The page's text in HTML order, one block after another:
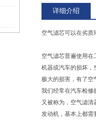
详细介绍
空气滤芯可以在劣质
空气滤芯普遍使用
机器或汽车的损坏，
极大的损害，有了空
我们经常在汽车检修
又被称为，空气滤
发动机，基本上都需